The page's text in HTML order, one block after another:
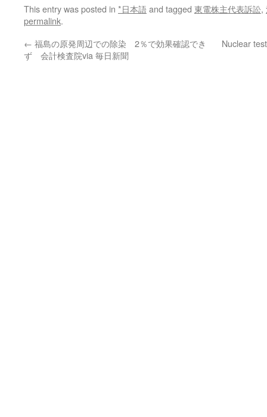
This entry was posted in *日本語and tagged 東電株主代表訴訟,
permalink.
← 福島の原発周辺での除染 2％で効果確認でき
ず 会計検査院via 毎日新聞
Nuclear